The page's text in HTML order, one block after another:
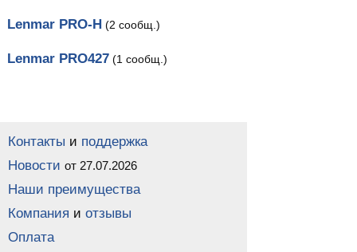
Lenmar PRO-H (2 сообщ.)
Lenmar PRO427(1 сообщ.)
Контакты и поддержка
Новости от 27.07.2026
Наши преимущества
Компания и отзывы
Оплата